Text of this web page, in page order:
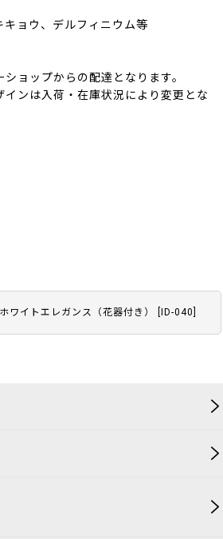
ワイトエレガンス（花器付き） ID-040
キョウ、デルフィニウム等
ョップからの配達となります。
インは入荷・在庫状況により変更とな